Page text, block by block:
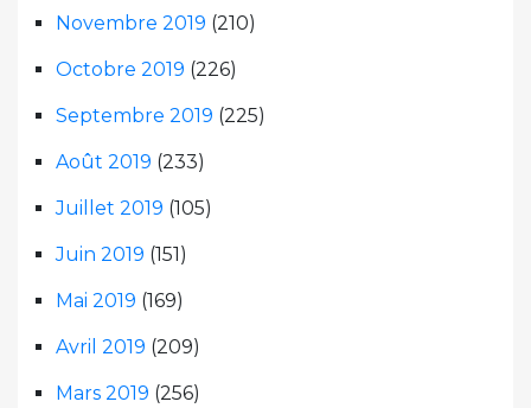
Novembre 2019 (210)
Octobre 2019 (226)
Septembre 2019 (225)
Août 2019 (233)
Juillet 2019 (105)
Juin 2019 (151)
Mai 2019 (169)
Avril 2019 (209)
Mars 2019 (256)